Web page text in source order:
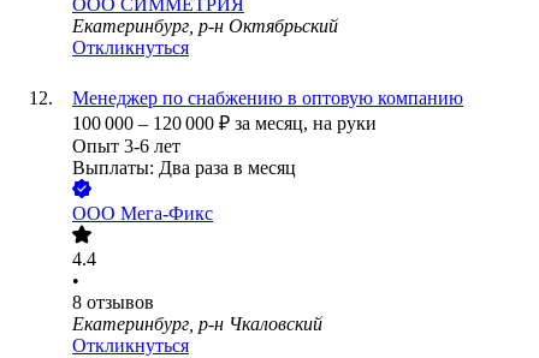
ООО СИММЕТРИЯ
Екатеринбург, р-н Октябрьский
Откликнуться
Менеджер по снабжению в оптовую компанию
100 000 – 120 000 ₽ за месяц, на руки
Опыт 3-6 лет
Выплаты: Два раза в месяц
ООО Мега-Фикс
4.4
•
8 отзывов
Екатеринбург, р-н Чкаловский
Откликнуться